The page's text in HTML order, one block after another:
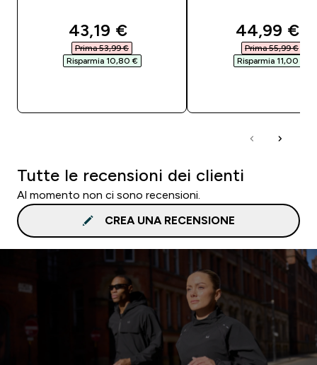
discounted price
43,19 €‎
Prima 53,99 €‎
Risparmia 10,80 €‎
44,99 €‎
Prima 55,99 €‎
Risparmia 11,00 €‎
Tutte le recensioni dei clienti
Al momento non ci sono recensioni.
CREA UNA RECENSIONE